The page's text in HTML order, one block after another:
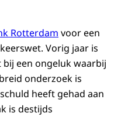
Rotterdam voor een
Vorig jaar is
een ongeluk waarbij
onderzoek is
heeft gehad aan
is destijds